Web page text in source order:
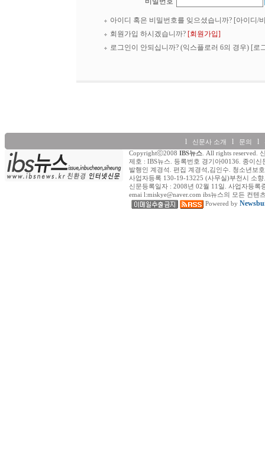
아이디 혹은 비밀번호를 잊으셨습니까? [아이디/
회원가입 하시겠습니까? [회원가입]
로그인이 안되십니까? (익스플로러 6의 경우) [로
l 신문사 소개 l 문의 l
Copyrightⓒ2008 IBS뉴스. All rights reserved.
제호 : IBS뉴스. 등록번호 경기아00136. 종이신
발행인 계경석. 편집 계경석,김인수. 청소년보
사업자등록 130-19-13225 (사무실)부천시 소
신문등록일자 : 2008년 02월 11일. 사업자등록
emai l:miskye@naver.com ibs뉴스의 모든 컨
Powered by